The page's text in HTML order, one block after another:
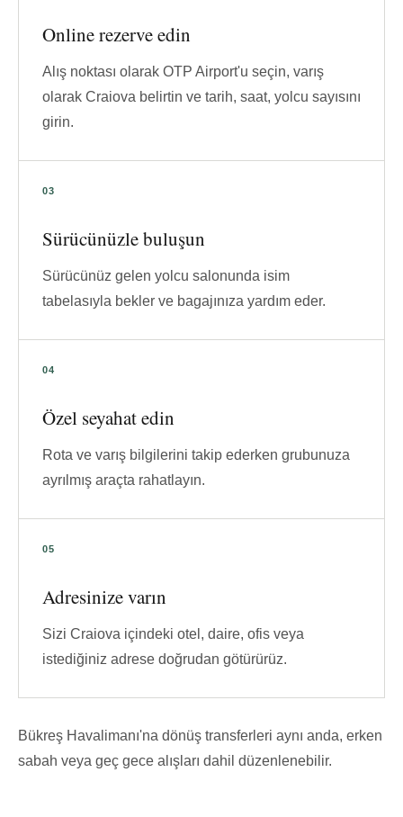
Online rezerve edin
Alış noktası olarak OTP Airport'u seçin, varış
olarak Craiova belirtin ve tarih, saat, yolcu sayısını
girin.
Sürücünüzle buluşun
Sürücünüz gelen yolcu salonunda isim
tabelasıyla bekler ve bagajınıza yardım eder.
Özel seyahat edin
Rota ve varış bilgilerini takip ederken grubunuza
ayrılmış araçta rahatlayın.
Adresinize varın
Sizi Craiova içindeki otel, daire, ofis veya
istediğiniz adrese doğrudan götürürüz.
Bükreş Havalimanı'na dönüş transferleri aynı anda, erken
sabah veya geç gece alışları dahil düzenlenebilir.